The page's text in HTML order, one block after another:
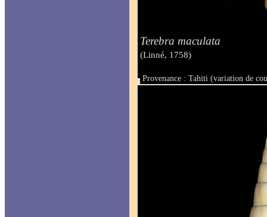
Terebra maculata
(Linné, 1758)
Provenance : Tahiti (variation de
Taille : 96 mm